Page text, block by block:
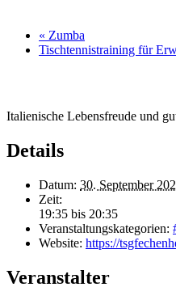
« Zumba
Tischtennistraining für
Italienische Lebensfreude und
Details
Datum: 30. September
Zeit:
19:35 bis 20:35
Veranstaltungskategorien:
Website: https://
Veranstalter